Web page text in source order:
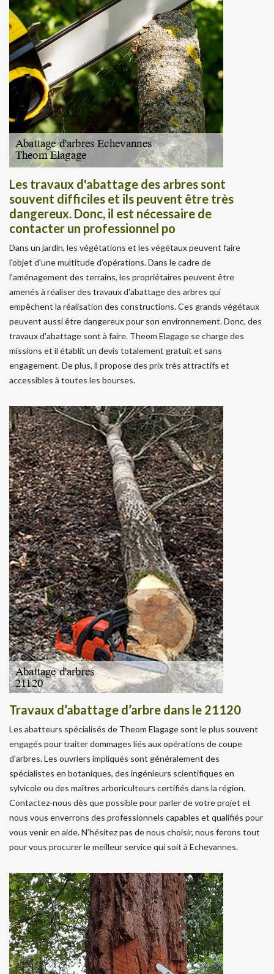
Les travaux d'abattage des arbres sont
souvent difficiles et ils peuvent être très
dangereux. Donc, il est nécessaire de
contacter un professionnel po
Dans un jardin, les végétations et les végétaux peuvent faire
l'objet d'une multitude d'opérations. Dans le cadre de
l'aménagement des terrains, les propriétaires peuvent être
amenés à réaliser des travaux d'abattage des arbres qui
empêchent la réalisation des constructions. Ces grands végétaux
peuvent aussi être dangereux pour son environnement. Donc, des
travaux d'abattage sont à faire. Theom Elagage se charge des
missions et il établit un devis totalement gratuit et sans
engagement. De plus, il propose des prix très attractifs et
accessibles à toutes les bourses.
Travaux d’abattage d’arbre dans le 21120
Les abatteurs spécialisés de Theom Elagage sont le plus souvent
engagés pour traiter dommages liés aux opérations de coupe
d'arbres. Les ouvriers impliqués sont généralement des
spécialistes en botaniques, des ingénieurs scientifiques en
sylvicole ou des maîtres arboriculteurs certifiés dans la région.
Contactez-nous dès que possible pour parler de votre projet et
nous vous enverrons des professionnels capables et qualifiés pour
vous venir en aide. N’hésitez pas de nous choisir, nous ferons tout
pour vous procurer le meilleur service qui soit à Echevannes.